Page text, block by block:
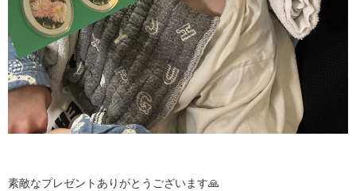
素敵なプレゼントありがとうございます🙏